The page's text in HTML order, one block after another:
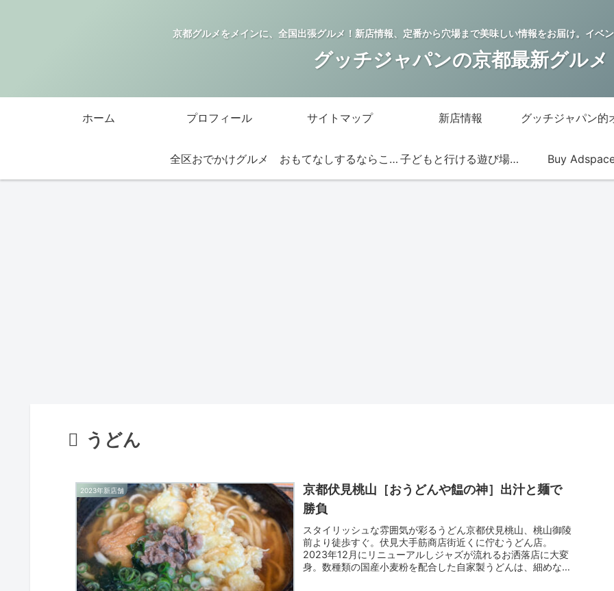
京都グルメをメインに、全国出張グルメ！新店情報、定番から穴場まで美味しい情報をお届け。イベ
グッチジャパンの京都最新グルメ
ホーム プロフィール サイトマップ 新店情報
全区おでかけグルメ おもてなしするならこの店 子どもと行ける遊び場・お店 Buy
うどん
2023年新店舗
京都伏見桃山［おうどんや饂の神］出汁と麺で
勝負
スタイリッシュな雰囲気が彩るうどん京都伏見桃山、桃山御陵
前より徒歩すぐ。伏見大手筋商店街近くに佇むうどん店。
2023年12月にリニューアルしジャズが流れるお洒落店に大変
身。数種類の国産小麦粉を配合した自家製うどんは、細めなが